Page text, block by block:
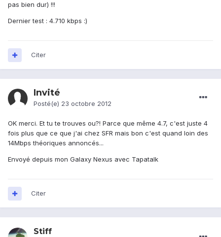
pas bien dur) !!!
Dernier test : 4.710 kbps :)
Citer
Invité
Posté(e) 23 octobre 2012
OK merci. Et tu te trouves ou?! Parce que même 4.7, c'est juste 4
fois plus que ce que j'ai chez SFR mais bon c'est quand loin des
14Mbps théoriques annoncés...
Envoyé depuis mon Galaxy Nexus avec Tapatalk
Citer
Stiff